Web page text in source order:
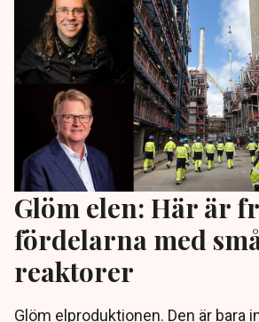
Glöm elen: Här är
fördelarna med
reaktorer
Glöm elproduktionen. Den är bara